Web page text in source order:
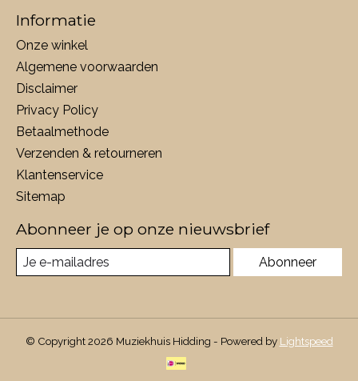
Informatie
Onze winkel
Algemene voorwaarden
Disclaimer
Privacy Policy
Betaalmethode
Verzenden & retourneren
Klantenservice
Sitemap
Abonneer je op onze nieuwsbrief
Abonneer
© Copyright 2026 Muziekhuis Hidding - Powered by Lightspeed